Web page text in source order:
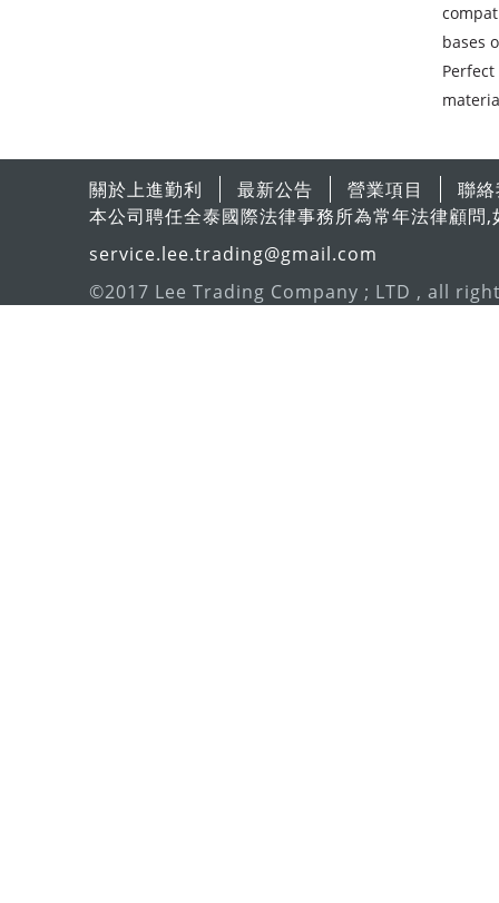
bases
關於上進勤利 最新公告 營業項目
聯
本公司聘任全泰國際法律事務所為常年法律顧
service.lee.trading@gmail.com
©2017 Lee Trading Company ; LTD , all